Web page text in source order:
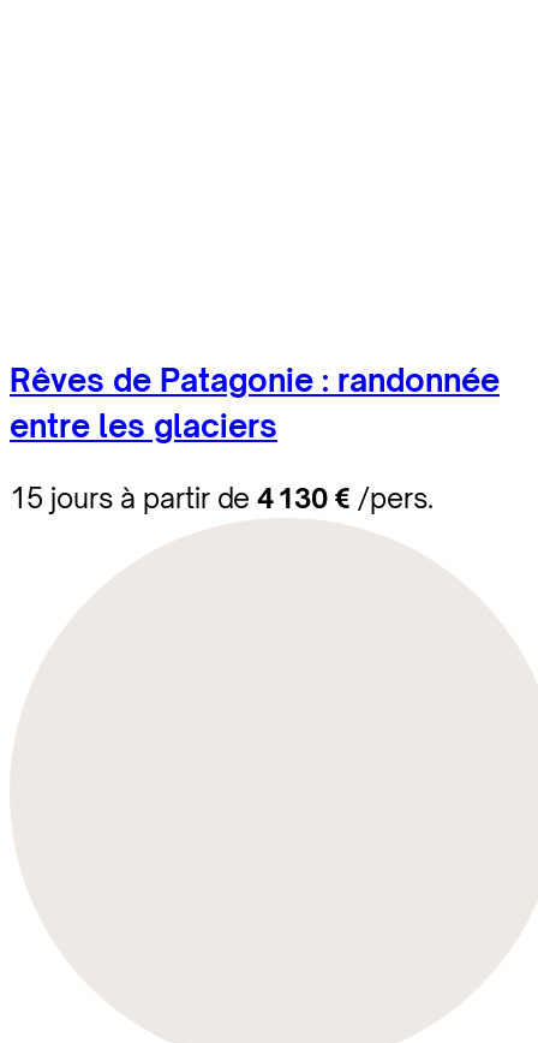
Rêves de Patagonie : randonnée
entre les glaciers
15 jours à partir de 4 130 € /pers.